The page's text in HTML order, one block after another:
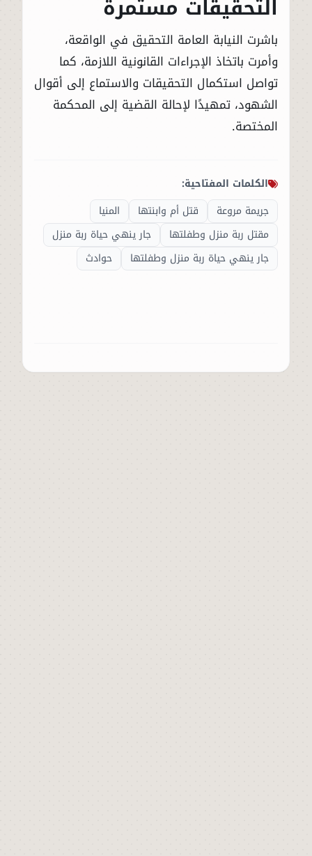
التحقيقات مستمرة
باشرت النيابة العامة التحقيق في الواقعة،
وأمرت باتخاذ الإجراءات القانونية اللازمة، كما
تواصل استكمال التحقيقات والاستماع إلى أقوال
الشهود، تمهيدًا لإحالة القضية إلى المحكمة
المختصة.
الكلمات المفتاحية:
جريمة مروعة
قتل أم وابنتها
المنيا
مقتل ربة منزل وطفلتها
جار ينهي حياة ربة منزل
جار ينهي حياة ربة منزل وطفلتها
حوادث